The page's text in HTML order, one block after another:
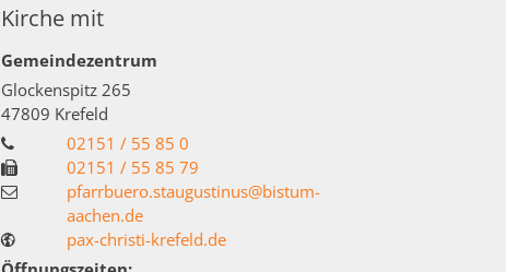
Kirche mit
Gemeindezentrum
Glockenspitz 265
47809 Krefeld
02151 / 55 85 0
02151 / 55 85 79
pfarrbuero.staugustinus@bistum-
aachen.de
pax-christi-krefeld.de